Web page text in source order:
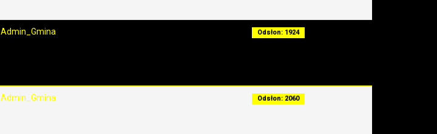
Admin_Gmina Odsłon: 1924
Admin_Gmina Odsłon: 2060